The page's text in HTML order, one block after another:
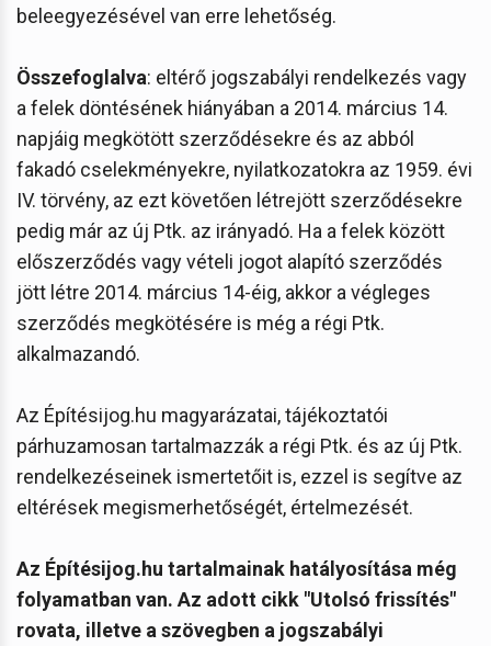
beleegyezésével van erre lehetőség.
Összefoglalva: eltérő jogszabályi rendelkezés vagy
a felek döntésének hiányában a 2014. március 14.
napjáig megkötött szerződésekre és az abból
fakadó cselekményekre, nyilatkozatokra az 1959. évi
IV. törvény, az ezt követően létrejött szerződésekre
pedig már az új Ptk. az irányadó. Ha a felek között
előszerződés vagy vételi jogot alapító szerződés
jött létre 2014. március 14-éig, akkor a végleges
szerződés megkötésére is még a régi Ptk.
alkalmazandó.
Az Építésijog.hu magyarázatai, tájékoztatói
párhuzamosan tartalmazzák a régi Ptk. és az új Ptk.
rendelkezéseinek ismertetőit is, ezzel is segítve az
eltérések megismerhetőségét, értelmezését.
Az Építésijog.hu tartalmainak hatályosítása még
folyamatban van. Az adott cikk "Utolsó frissítés"
rovata, illetve a szövegben a jogszabályi